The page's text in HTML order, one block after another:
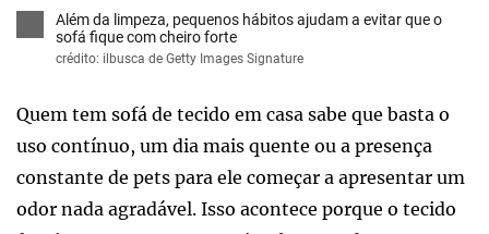
Além da limpeza, pequenos hábitos ajudam a evitar que o
sofá fique com cheiro forte
crédito: ilbusca de Getty Images Signature
Quem tem sofá de tecido em casa sabe que basta o
uso contínuo, um dia mais quente ou a presença
constante de pets para ele começar a apresentar um
odor nada agradável. Isso acontece porque o tecido